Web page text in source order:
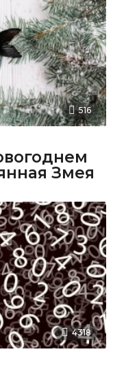
516
Змея
4318